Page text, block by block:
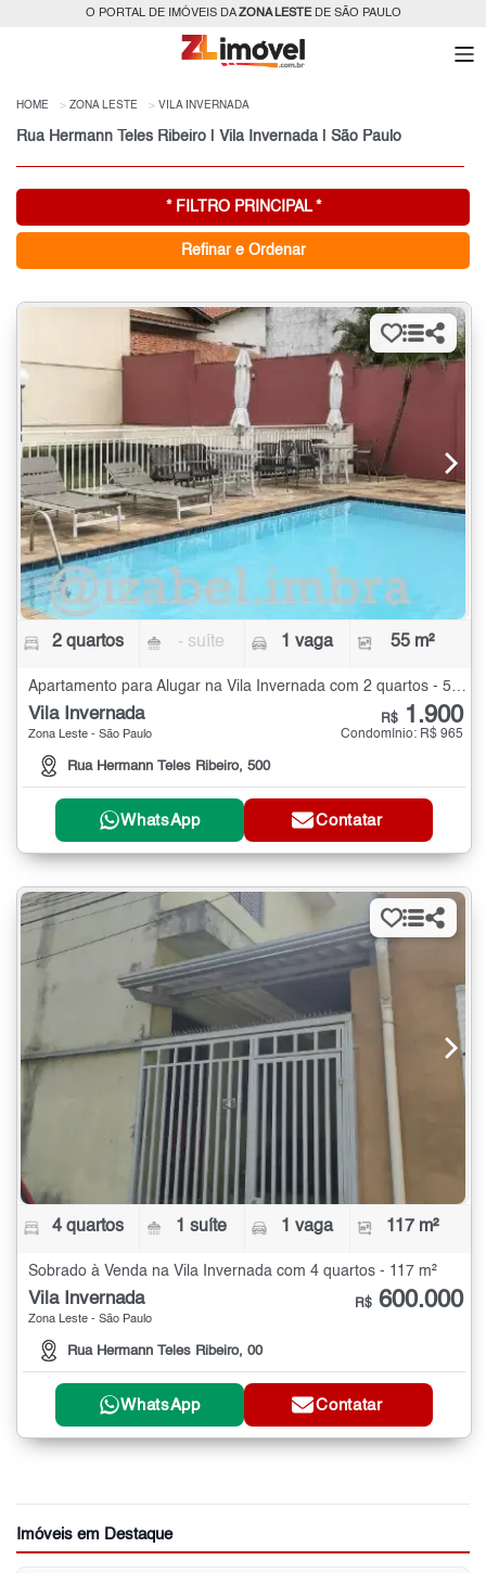
O PORTAL DE IMÓVEIS DAZONA LESTEDE SÃO PAULO
HOME ZONA LESTE VILA INVERNADA
Rua Hermann Teles Ribeiro | Vila Invernada | São Paulo
* FILTRO PRINCIPAL *
Refinar e Ordenar
2 quartos - suíte 1 vaga 55 m²
Vila Invernada
Zona Leste - São Paulo
Rua Hermann Teles Ribeiro, 500
R$ 1.900
Condomínio: R$ 965
WhatsApp Contatar
4 quartos 1 suíte 1 vaga 117 m²
Sobrado à Venda na Vila Invernada com 4 quartos - 117 m²
Vila Invernada
Zona Leste - São Paulo
Rua Hermann Teles Ribeiro, 00
R$ 600.000
WhatsApp Contatar
Imóveis em Destaque